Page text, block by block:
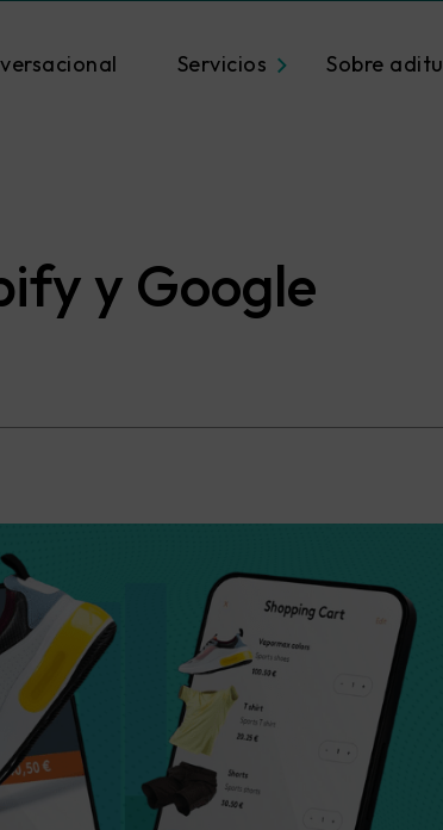
Servicios Sobre aditu
y Google